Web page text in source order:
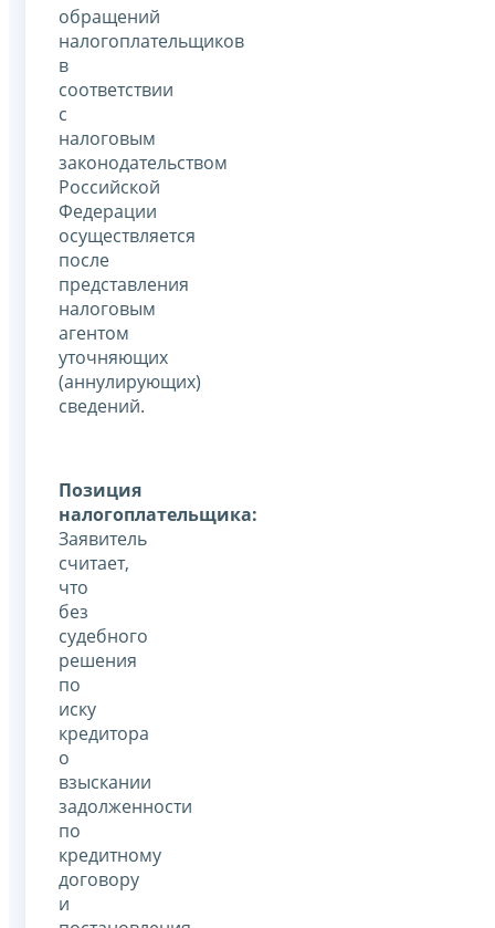
обращений
налогоплательщиков
в
соответствии
с
налоговым
законодательством
Российской
Федерации
осуществляется
после
представления
налоговым
агентом
уточняющих
(аннулирующих)
сведений.
Позиция
налогоплательщика:
Заявитель
считает,
что
без
судебного
решения
по
иску
кредитора
о
взыскании
задолженности
по
кредитному
договору
и